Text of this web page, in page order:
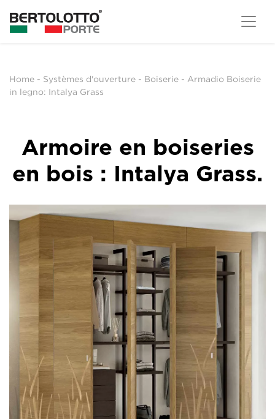
Home - Systèmes d'ouverture - Boiserie - Armadio Boiserie
in legno: Intalya Grass
Armoire en boiseries
en bois : Intalya Grass.